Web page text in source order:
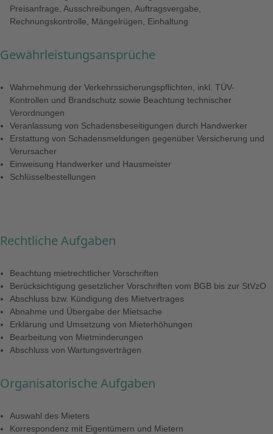
Preisanfrage, Ausschreibungen, Auftragsvergabe,
Rechnungskontrolle, Mängelrügen, Einhaltung
Gewährleistungsansprüche
Wahrnehmung der Verkehrssicherungspflichten, inkl. TÜV-
Kontrollen und Brandschutz sowie Beachtung technischer
Verordnungen
Veranlassung von Schadensbeseitigungen durch Handwerker
Erstattung von Schadensmeldungen gegenüber Versicherung und
Verursacher
Einweisung Handwerker und Hausmeister
Schlüsselbestellungen
Rechtliche Aufgaben
Beachtung mietrechtlicher Vorschriften
Berücksichtigung gesetzlicher Vorschriften vom BGB bis zur StVzO
Abschluss bzw. Kündigung des Mietvertrages
Abnahme und Übergabe der Mietsache
Erklärung und Umsetzung von Mieterhöhungen
Bearbeitung von Mietminderungen
Abschluss von Wartungsverträgen
Organisatorische Aufgaben
Auswahl des Mieters
Korrespondenz mit Eigentümern und Mietern